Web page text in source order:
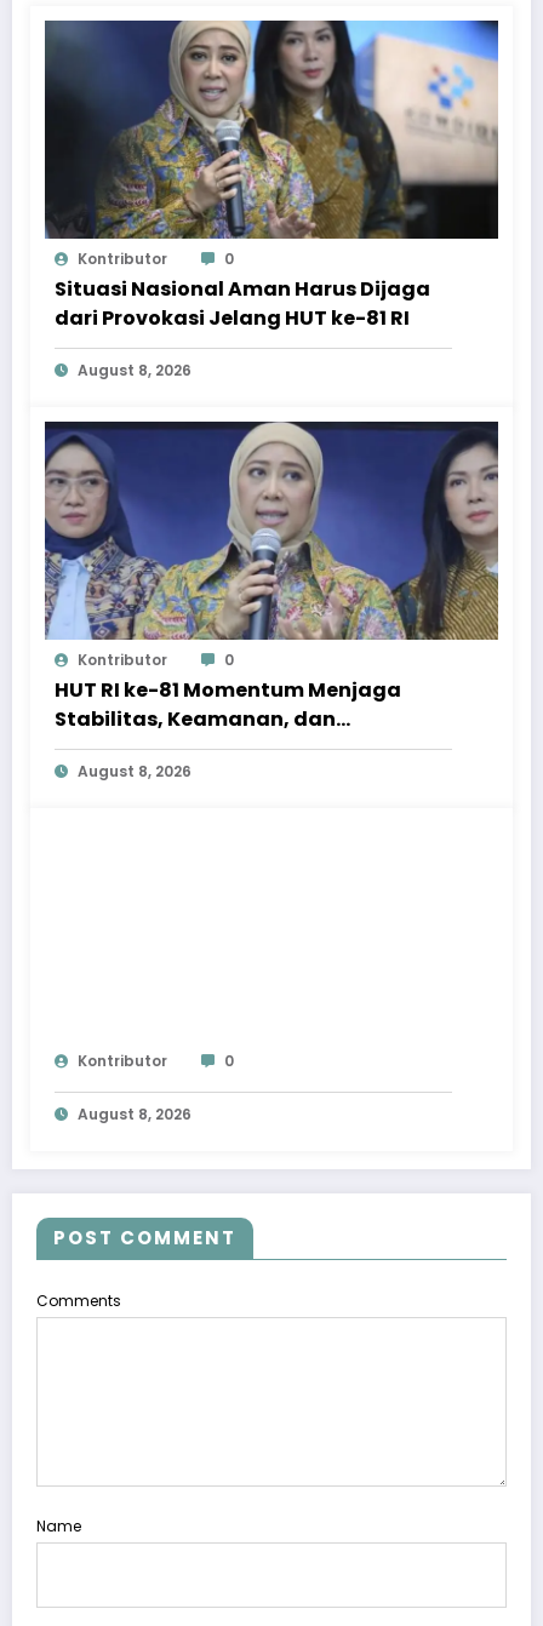
Kontributor 0
Situasi Nasional Aman Harus Dijaga
dari Provokasi Jelang HUT ke-81 RI
August 8, 2026
Kontributor 0
HUT RI ke-81 Momentum Menjaga
Stabilitas, Keamanan, dan
Optimisme
August 8, 2026
Kontributor 0
August 8, 2026
POST COMMENT
Comments
Name